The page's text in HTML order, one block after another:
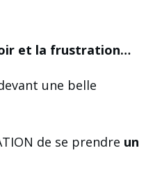
et la frustration…
une belle
de se prendre un